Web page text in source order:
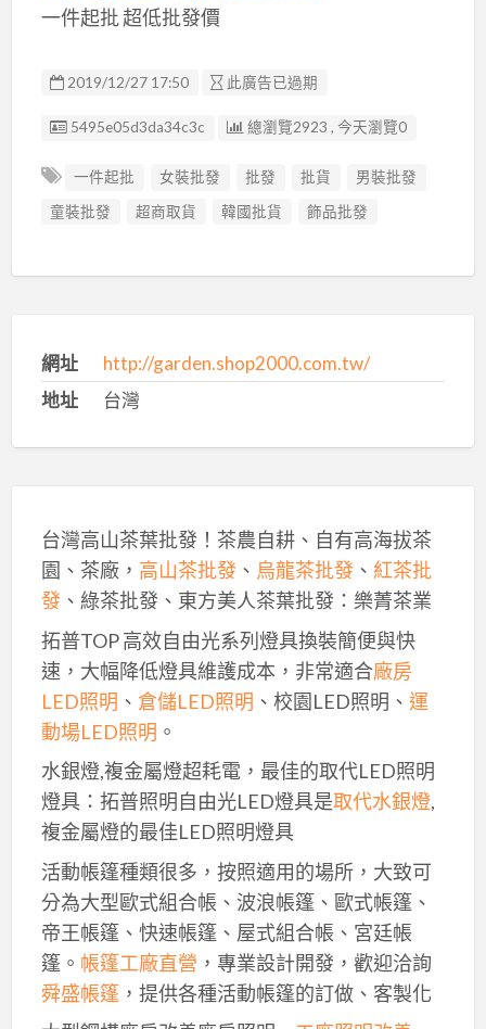
一件起批 超低批發價
2019/12/27 17:50 此廣告已過期
廣告编號
5495e05d3da34c3c 總瀏覽2923 , 今天瀏覽0
一件起批 女裝批發 批發 批貨
男裝批發
童裝批發
超商取貨 韓國批貨 飾品批發
網址
http://garden.shop2000.com.tw/
地址
台灣
台灣高山茶葉批發！茶農自耕、自有高海拔茶
園、茶廠， 高山茶批發、 烏龍茶批發、 紅茶批
發、綠茶批發、東方美人茶葉批發：樂菁茶業
拓普TOP 高效自由光系列燈具換裝簡便與快
速，大幅降低燈具維護成本，非常適合廠房
LED照明 、 倉儲LED照明 、校園LED照明、 運
動場LED照明 。
水銀燈,複金屬燈超耗電，最佳的取代LED照明
燈具：拓普照明自由光LED燈具是取代水銀燈,
複金屬燈的最佳LED照明燈具
活動帳篷種類很多，按照適用的場所，大致可
分為大型歐式組合帳、波浪帳篷、歐式帳篷、
帝王帳篷、快速帳篷、屋式組合帳、宮廷帳
篷。 帳篷工廠直營 ，專業設計開發，歡迎洽詢
舜盛帳篷，提供各種活動帳篷的訂做、客製化